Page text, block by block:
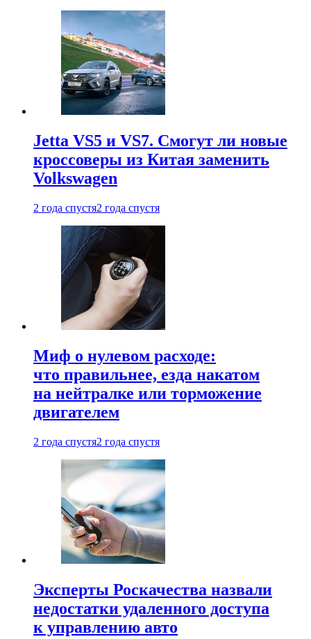
Jetta VS5 и VS7. Смогут ли новые
кроссоверы из Китая заменить
Volkswagen
2 года спустя2 года спустя
Миф о нулевом расходе:
что правильнее, езда накатом
на нейтралке или торможение
двигателем
2 года спустя2 года спустя
Эксперты Роскачества назвали
недостатки удаленного доступа
к управлению авто